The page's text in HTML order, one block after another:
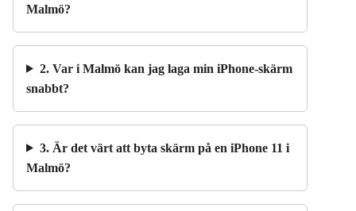
Malmö?
2. Var i Malmö kan jag laga min iPhone-skärm
snabbt?
3. Är det värt att byta skärm på en iPhone 11 i
Malmö?